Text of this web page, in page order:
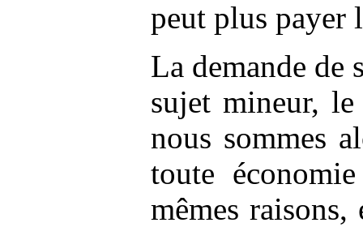
peut plus payer
La demande de
sujet mineur,
nous sommes
toute
mêmes